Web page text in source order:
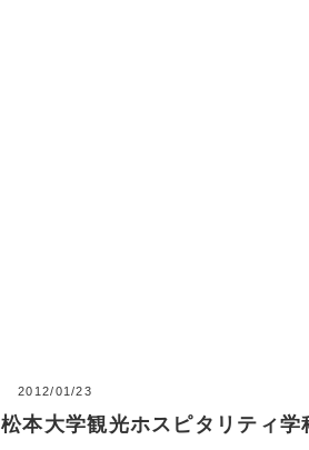
2012/01/23
松本大学観光ホスピタリティ